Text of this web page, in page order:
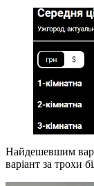
Найдешевшим
варіант за трохи